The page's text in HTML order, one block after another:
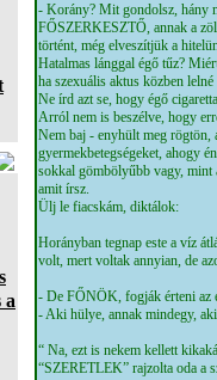
a
- Korány? Mit gondolsz, hány
FŐSZERKESZTŐ, annak a
történt, még elveszítjük a
Hatalmas lánggal égő tűz?
ha szexuális aktus közben
Ne írd azt se, hogy égő
Arról nem is beszélve, hogy
Nem baj - enyhült meg rögtön,
gyermekbetegségeket, ahogy
sokkal gömbölyűbb vagy, mint
amit írsz.
Ülj le fiacskám, diktálok:
Horányban tegnap este a víz
volt, mert voltak annyian, de
- De FŐNÖK, fogják érteni az
- Aki hülye, annak mindegy,
“ Na, ezt is nekem kellett
“SZERETLEK” rajzolta oda a